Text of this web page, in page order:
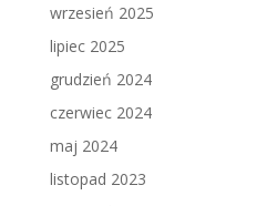
wrzesień 2025
lipiec 2025
grudzień 2024
czerwiec 2024
maj 2024
listopad 2023